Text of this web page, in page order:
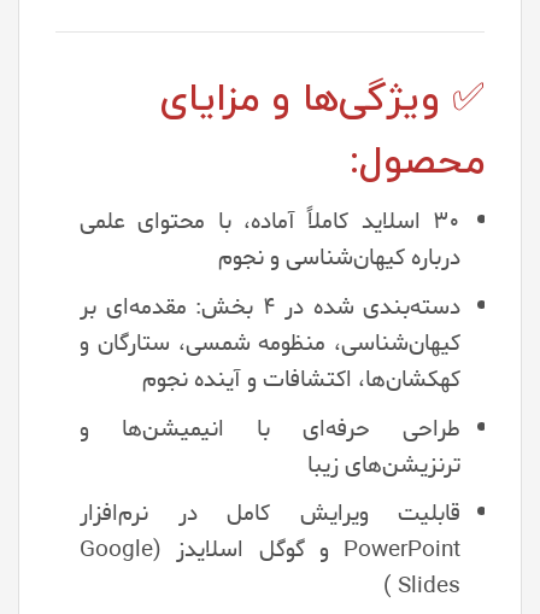
✅ ویژگی‌ها و مزایای
محصول:
۳۰ اسلاید کاملاً آماده، با محتوای علمی
درباره کیهان‌شناسی و نجوم
دسته‌بندی شده در ۴ بخش: مقدمه‌ای بر
کیهان‌شناسی، منظومه شمسی، ستارگان و
کهکشان‌ها، اکتشافات و آینده نجوم
طراحی حرفه‌ای با انیمیشن‌ها و
ترنزیشن‌های زیبا
قابلیت ویرایش کامل در نرم‌افزار
PowerPoint و گوگل اسلایدز (Google
Slides)